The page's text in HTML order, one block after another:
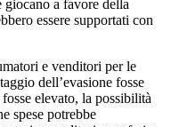
giocano a favore della
essere supportati con
e venditori per le
dell’evasione fosse
elevato, la possibilità
spese potrebbe